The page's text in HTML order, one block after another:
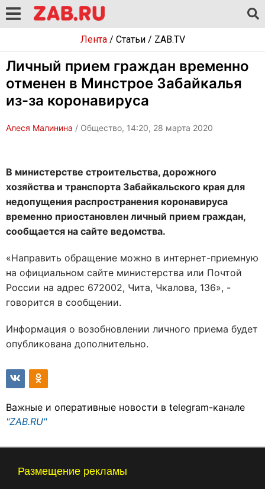
Лента/ Статьи/ ZAB.TV
Личный прием граждан временно
отменен в Минстрое Забайкалья
из-за коронавируса
Алеся Малинина / Общество, 14:20, 28 марта 2020
В министерстве строительства, дорожного
хозяйства и транспорта Забайкальского края для
недопущения распространения коронавируса
временно приостановлен личный прием граждан,
сообщается на сайте ведомства.
«Направить обращение можно в интернет-приемную
на официальном сайте министерства или Почтой
России на адрес 672002, Чита, Чкалова, 136», -
говорится в сообщении.
Информация о возобновлении личного приема будет
опубликована дополнительно.
Важные и оперативные новости в telegram-канале
"ZAB.RU"
Размещение рекламы